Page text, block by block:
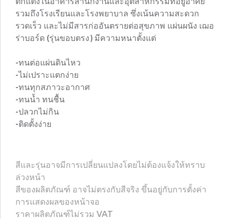
รวมถึงโรงเรียนและโรงพยาบาล ซึ่งเน้นความสะดวก
รวดเร็ว และไม่มีสารก่ออันตรายต่อสุขภาพ แผ่นผนัง เฌอ
ร่าบอร์ด (รุ่นขอบตรง) มีความหนาตั้งแต่
-ทนต่อแผ่นดินไหว
-ไม่เปราะแตกง่าย
-ทนทุกสภาวะอากาศ
-ทนน้ำ ทนชื้น
-ปลวกไม่กิน
-ติดตั้งง่าย
สีและรุ่นอาจมีการเปลี่ยนแปลงโดยไม่ต้องแจ้งให้ทราบ
ล่วงหน้า
สีของผลิตภัณฑ์ อาจไม่ตรงกับสีจริง ขึ้นอยู่กับการตั้งค่า
การแสดงผลของหน้าจอ
ราคาผลิตภัณฑ์ไม่รวม VAT